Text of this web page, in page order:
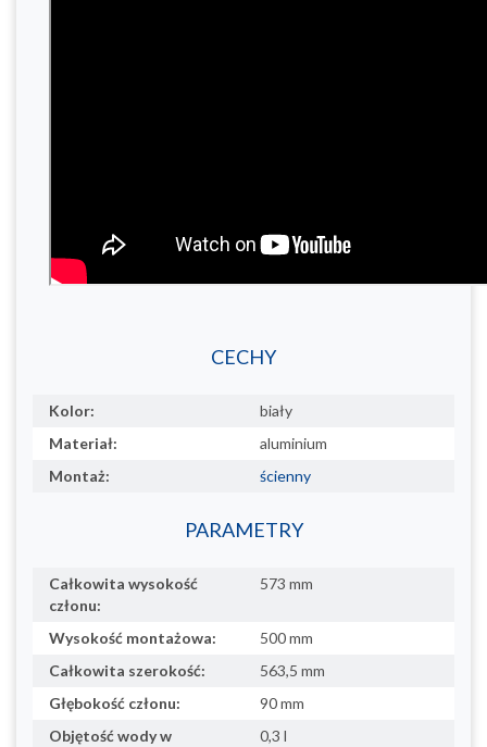
CECHY
Kolor:
biały
Materiał:
aluminium
Montaż:
ścienny
PARAMETRY
Całkowita wysokość
członu:
573 mm
Wysokość montażowa:
500 mm
Całkowita szerokość:
563,5 mm
Głębokość członu:
90 mm
Objętość wody w
0,3 l